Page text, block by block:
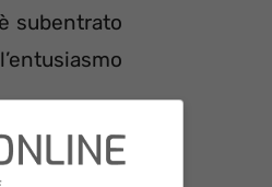
subentrato